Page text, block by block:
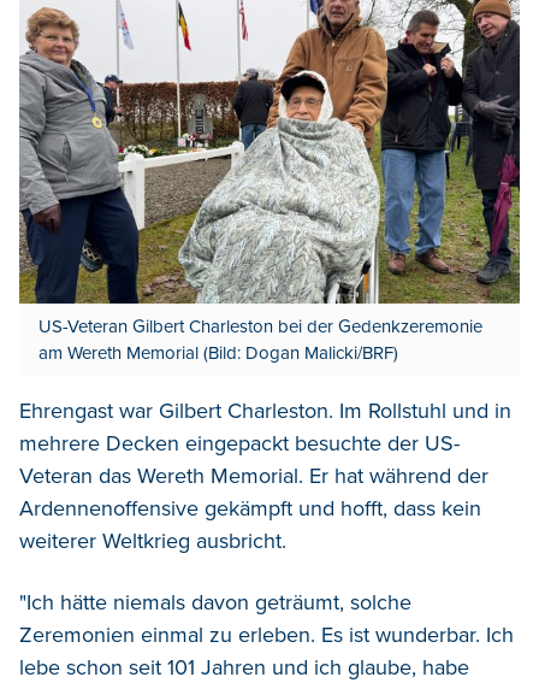
US-Veteran Gilbert Charleston bei der Gedenkzeremonie
am Wereth Memorial (Bild: Dogan Malicki/BRF)
Ehrengast war Gilbert Charleston. Im Rollstuhl und in
mehrere Decken eingepackt besuchte der US-
Veteran das Wereth Memorial. Er hat während der
Ardennenoffensive gekämpft und hofft, dass kein
weiterer Weltkrieg ausbricht.
"Ich hätte niemals davon geträumt, solche
Zeremonien einmal zu erleben. Es ist wunderbar. Ich
lebe schon seit 101 Jahren und ich glaube, habe